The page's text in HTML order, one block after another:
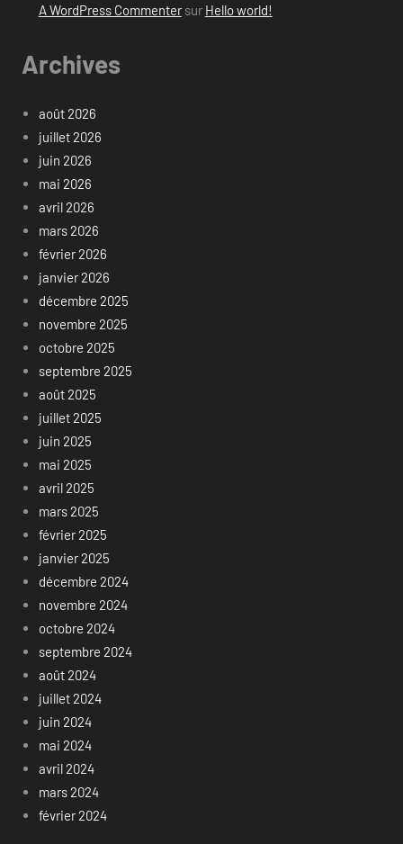
A WordPress Commentersur Hello world!
Archives
août 2026
juillet 2026
juin 2026
mai 2026
avril 2026
mars 2026
février 2026
janvier 2026
décembre 2025
novembre 2025
octobre 2025
septembre 2025
août 2025
juillet 2025
juin 2025
mai 2025
avril 2025
mars 2025
février 2025
janvier 2025
décembre 2024
novembre 2024
octobre 2024
septembre 2024
août 2024
juillet 2024
juin 2024
mai 2024
avril 2024
mars 2024
février 2024